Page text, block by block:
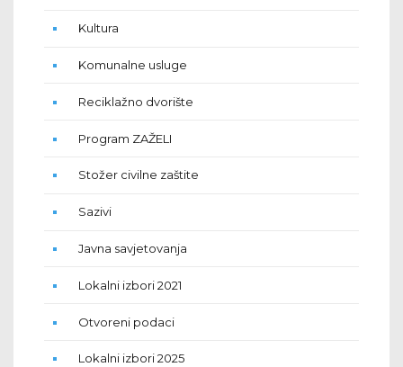
Kultura
Komunalne usluge
Reciklažno dvorište
Program ZAŽELI
Stožer civilne zaštite
Sazivi
Javna savjetovanja
Lokalni izbori 2021
Otvoreni podaci
Lokalni izbori 2025